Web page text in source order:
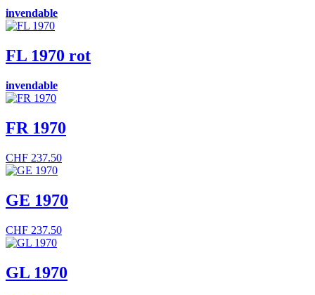
invendable
FL 1970 rot
invendable
FR 1970
CHF 237.50
GE 1970
CHF 237.50
GL 1970